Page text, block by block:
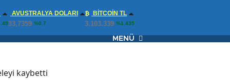
AVUSTRALYA DOLARI
33,7359 %0.7
BITCOIN TL
3.103.339 %1.435
MENÜ
kaybetti